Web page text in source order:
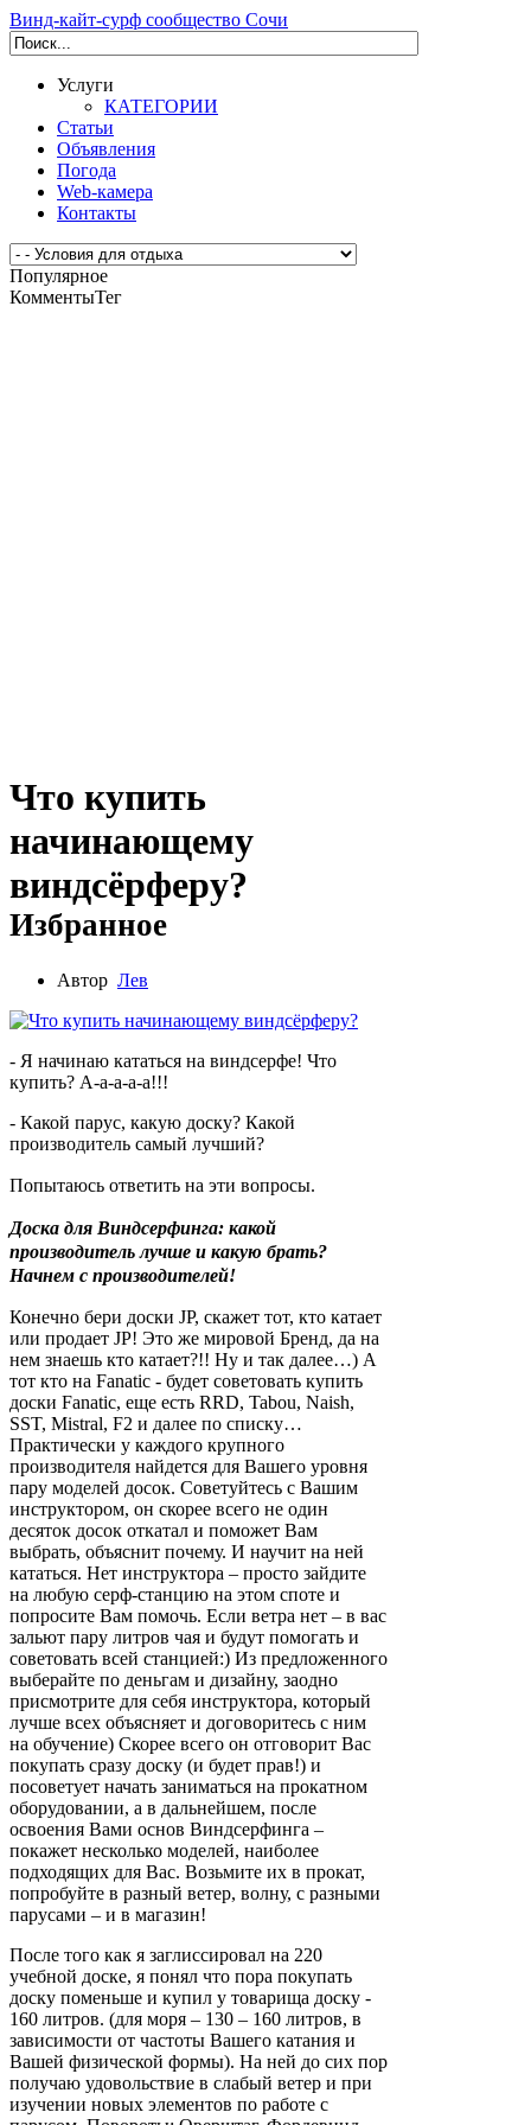
Винд-кайт-сурф сообщество Сочи
Услуги
КАТЕГОРИИ
Статьи
Объявления
Погода
Web-камера
Контакты
Популярное
КомментыТег
Что купить
начинающему
виндсёрферу?
Избранное
Автор Лев
- Я начинаю кататься на виндсерфе! Что
купить? А-а-а-а-а!!!
- Какой парус, какую доску? Какой
производитель самый лучший?
Попытаюсь ответить на эти вопросы.
Доска для Виндсерфинга: какой
производитель лучше и какую брать?
Начнем с производителей!
Конечно бери доски JP, скажет тот, кто катает
или продает JP! Это же мировой Бренд, да на
нем знаешь кто катает?!! Ну и так далее…) А
тот кто на Fanatic - будет советовать купить
доски Fanatic, еще есть RRD, Tabou, Naish,
SST, Mistral, F2 и далее по списку…
Практически у каждого крупного
производителя найдется для Вашего уровня
пару моделей досок. Советуйтесь с Вашим
инструктором, он скорее всего не один
десяток досок откатал и поможет Вам
выбрать, объяснит почему. И научит на ней
кататься. Нет инструктора – просто зайдите
на любую серф-станцию на этом споте и
попросите Вам помочь. Если ветра нет – в вас
зальют пару литров чая и будут помогать и
советовать всей станцией:) Из предложенного
выберайте по деньгам и дизайну, заодно
присмотрите для себя инструктора, который
лучше всех объясняет и договоритесь с ним
на обучение) Скорее всего он отговорит Вас
покупать сразу доску (и будет прав!) и
посоветует начать заниматься на прокатном
оборудовании, а в дальнейшем, после
освоения Вами основ Виндсерфинга –
покажет несколько моделей, наиболее
подходящих для Вас. Возьмите их в прокат,
попробуйте в разный ветер, волну, с разными
парусами – и в магазин!
После того как я заглиссировал на 220
учебной доске, я понял что пора покупать
доску поменьше и купил у товарища доску -
160 литров. (для моря – 130 – 160 литров, в
зависимости от частоты Вашего катания и
Вашей физической формы). На ней до сих пор
получаю удовольствие в слабый ветер и при
изучении новых элементов по работе с